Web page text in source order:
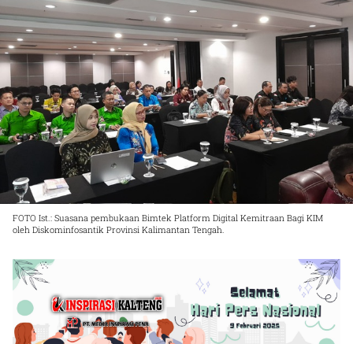
FOTO Ist.: Suasana pembukaan Bimtek Platform Digital Kemitraan Bagi KIM
oleh Diskominfosantik Provinsi Kalimantan Tengah.